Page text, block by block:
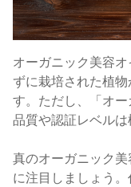
オーガニック美容
ずに栽培された植
す。ただし、「オ
品質や認証レベルは
真のオーガニック
に注目しましょう